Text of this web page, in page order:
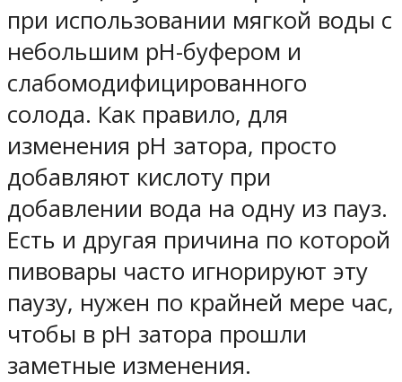
при использовании мягкой воды с
небольшим pH-буфером и
слабомодифицированного
солода. Как правило, для
изменения pH затора, просто
добавляют кислоту при
добавлении вода на одну из пауз.
Есть и другая причина по которой
пивовары часто игнорируют эту
паузу, нужен по крайней мере час,
чтобы в pH затора прошли
заметные изменения.